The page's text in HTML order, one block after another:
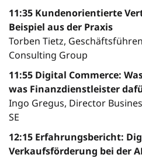
11:35 Kundenorientierte
Beispiel aus der Praxis
Torben Tietz,
Consulting Group
11:55 Digital Commerce:
was Finanzdienstleister
Ingo Gregus, Director
SE
12:15 Erfahrungsbericht:
Verkaufsförderung bei der